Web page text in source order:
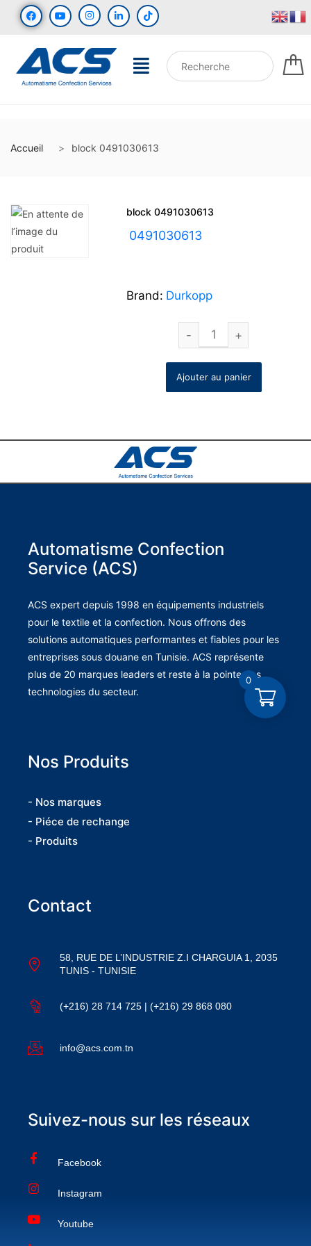
Accueil block 0491030613
block 0491030613
0491030613
Brand: Durkopp
Ajouter au panier
Automatisme Confection
Service (ACS)
ACS expert depuis 1998 en équipements industriels
pour le textile et la confection. Nous offrons des
solutions automatiques performantes et fiables pour les
entreprises sous douane en Tunisie. ACS représente
plus de 20 marques leaders et reste à la pointe des
technologies du secteur.
Nos Produits
- Nos marques
- Piéce de rechange
- Produits
Contact
58, RUE DE L’INDUSTRIE Z.I CHARGUIA 1, 2035
TUNIS - TUNISIE
(+216) 28 714 725 | (+216) 29 868 080
info@acs.com.tn
Suivez-nous sur les réseaux
Facebook
Instagram
Youtube
0